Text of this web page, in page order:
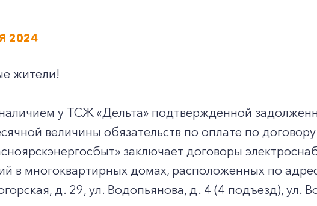
2024
жители!
у ТСЖ «Дельта» подтвержденной
величины обязательств по оплате по
заключает договоры
в многоквартирных домах, расположенных по
д. 29, ул. Водопьянова, д. 4 (4 подъезд), ул.